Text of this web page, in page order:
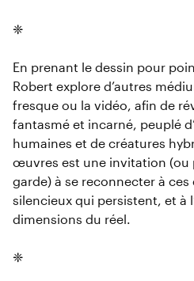
❈
En prenant le dessin pour
Robert explore d’autres
fresque ou la vidéo, afin de
fantasmé et incarné, peuplé
humaines et de créatures
œuvres est une invitation (ou
garde) à se reconnecter à
silencieux qui persistent, et à
dimensions du réel.
❈